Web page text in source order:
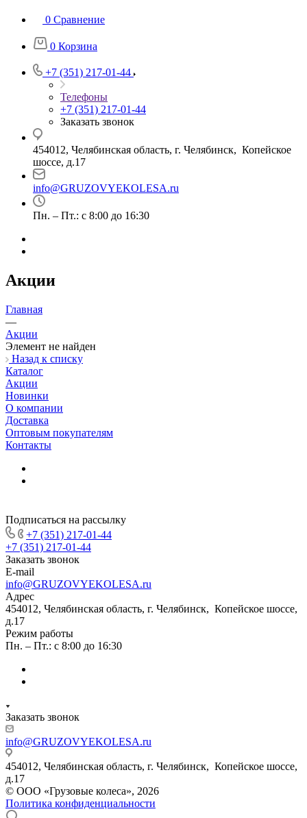
0 Сравнение
0 Корзина
+7 (351) 217-01-44
Телефоны
+7 (351) 217-01-44
Заказать звонок
454012, Челябинская область, г. Челябинск, Копейское
шоссе, д.17
info@GRUZOVYEKOLESA.ru
Пн. – Пт.: с 8:00 до 16:30
Акции
Главная
—
Акции
Элемент не найден
Назад к списку
Каталог
Акции
Новинки
О компании
Доставка
Оптовым покупателям
Контакты
Подписаться на рассылку
+7 (351) 217-01-44
+7 (351) 217-01-44
Заказать звонок
E-mail
info@GRUZOVYEKOLESA.ru
Адрес
454012, Челябинская область, г. Челябинск, Копейское шоссе,
д.17
Режим работы
Пн. – Пт.: с 8:00 до 16:30
Заказать звонок
info@GRUZOVYEKOLESA.ru
454012, Челябинская область, г. Челябинск, Копейское шоссе,
д.17
© ООО «Грузовые колеса», 2026
Политика конфиденциальности